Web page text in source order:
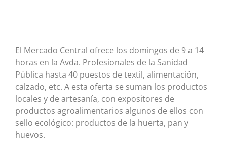
El Mercado Central ofrece los domingos de 9 a 14
horas en la Avda. Profesionales de la Sanidad
Pública hasta 40 puestos de textil, alimentación,
calzado, etc. A esta oferta se suman los productos
locales y de artesanía, con expositores de
productos agroalimentarios algunos de ellos con
sello ecológico: productos de la huerta, pan y
huevos.